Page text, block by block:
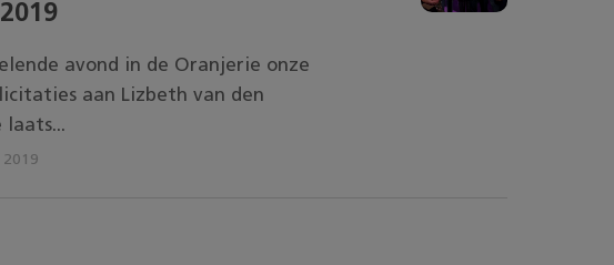
avond in de Oranjerie onze
aan Lizbeth van den
laats...